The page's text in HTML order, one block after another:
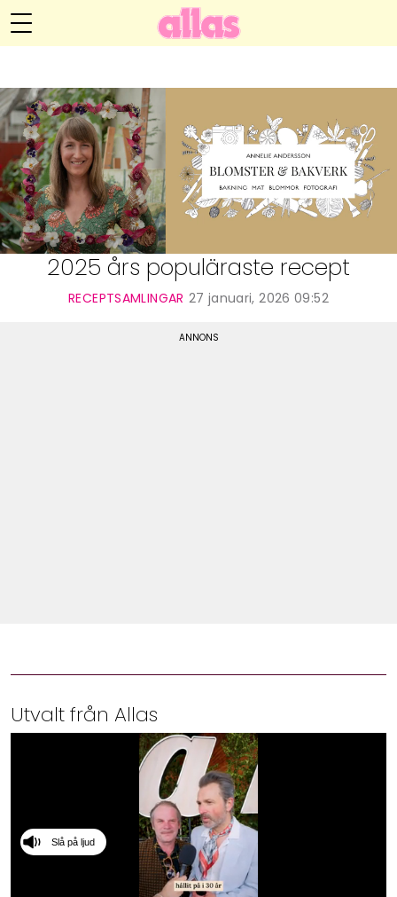
Hälsa
Relationer
Handarbete
Annelie Anderssons blogg
Hem
Om Annelie
Kategorier
Arkiv
Webshop
2025 års populäraste recept
RECEPTSAMLINGAR 27 januari, 2026 09:52
Utvalt från Allas
Slå på ljud